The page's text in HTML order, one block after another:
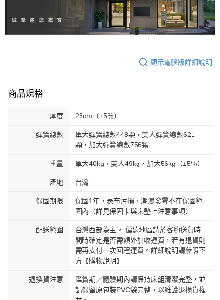
顯示電腦版詳細說明
商品規格
厚度 25cm（±5％）
彈簧總數
單大彈簧總數448顆，雙人彈簧總數621
顆，加大彈簧總數756顆
重量 單大40kg，雙人49kg，加大56kg（±5％）
產地 台灣
保固期限
保固1年，表布污損，潮濕發霉不在保固範
圍內（詳見保固卡與床墊上注意事項）
配送範圍
台灣西部為主。 偏遠地區請於客約送貨時
間時確定是否需額外加收運費，若有退貨則
需再支付一次回程運費。詳細說明請參照下
方【購物說明】
退換貨注意
鑑賞期／體驗期內請保持床組清潔完整，並
請保留原包裝PVC袋完整，以維護退換貨權